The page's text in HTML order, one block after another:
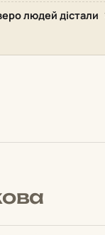
людей дістали